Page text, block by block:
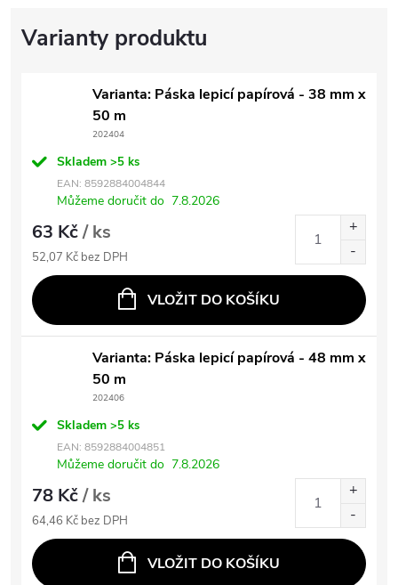
Varianta: Páska lepicí papírová - 38 mm x
50 m
202404
Skladem >5 ks
EAN: 8592884004844
Můžeme doručit do 7.8.2026
63 Kč/ ks
52,07 Kč bez DPH
VLOŽIT DO KOŠÍKU
Varianta: Páska lepicí papírová - 48 mm x
50 m
202406
Skladem >5 ks
EAN: 8592884004851
Můžeme doručit do 7.8.2026
78 Kč/ ks
64,46 Kč bez DPH
VLOŽIT DO KOŠÍKU